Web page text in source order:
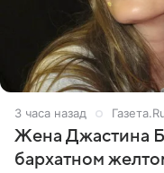
3 часа назад
Жена Джастина
бархатном